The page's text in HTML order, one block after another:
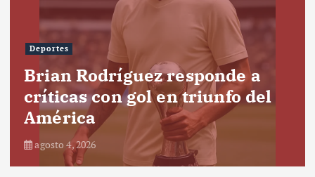
Deportes
Brian Rodríguez responde a
críticas con gol en triunfo del
América
agosto 4, 2026